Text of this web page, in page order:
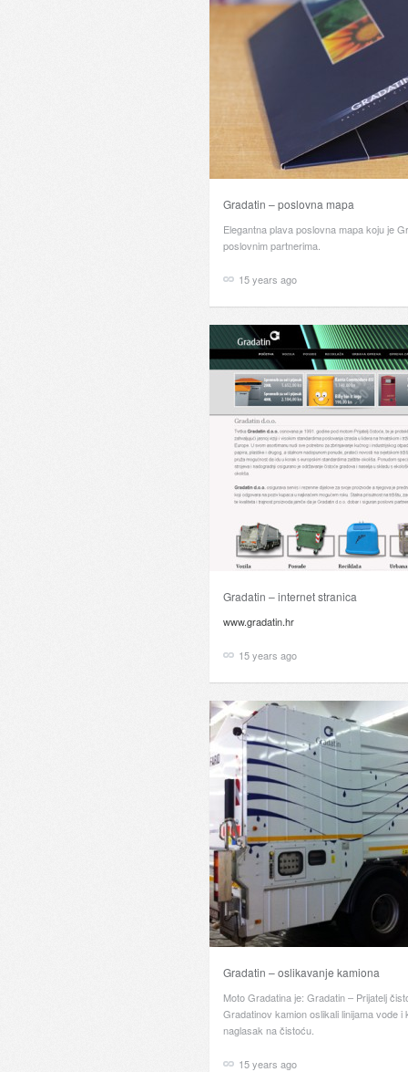
Gradatin – poslovna mapa
Elegantna plava poslovna mapa koju je
poslovnim partnerima.
15 years ago
Gradatin – internet stranica
www.gradatin.hr
15 years ago
Gradatin – oslikavanje kamiona
Moto Gradatina je: Gradatin – Prijatelj
Gradatinov kamion oslikali linijama vode i
naglasak na čistoću.
15 years ago